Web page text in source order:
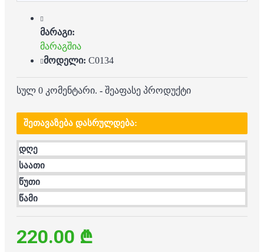
მარაგი:
მარაგშია
მოდელი: C0134
სულ 0 კომენტარი. - შეაფასე პროდუქტი
ᲨᲔᲗᲐᲕᲐᲖᲔᲑᲐ ᲓᲐᲡᲠᲣᲚᲓᲔᲑᲐ:
დღე
საათი
წუთი
წამი
220.00 ₾